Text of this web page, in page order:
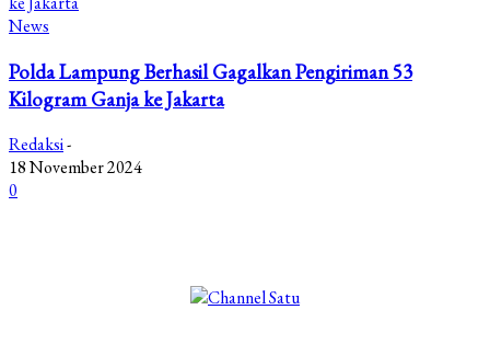
News
Polda Lampung Berhasil Gagalkan Pengiriman 53
Kilogram Ganja ke Jakarta
Redaksi-
18 November 2024
0